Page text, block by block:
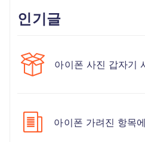
인기글
아이폰 사진 갑자기
아이폰 가려진 항목